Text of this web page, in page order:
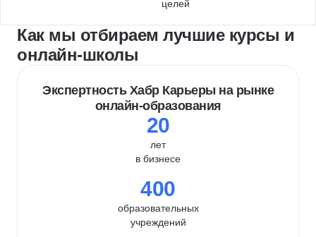
целей
Как мы отбираем лучшие курсы и
онлайн-школы
Экспертность Хабр Карьеры на рынке
онлайн-образования
20
лет
в бизнесе
400
образовательных
учреждений